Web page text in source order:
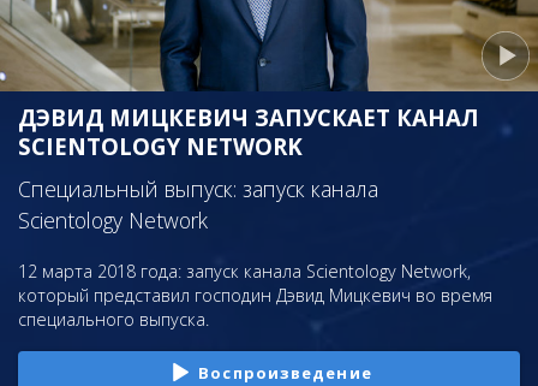
ДЭВИД МИЦКЕВИЧ ЗАПУСКАЕТ КАНАЛ
SCIENTOLOGY NETWORK
Специальный выпуск: запуск канала
Scientology Network
12 марта 2018 года: запуск канала Scientology Network,
который представил господин Дэвид Мицкевич во время
специального выпуска.
Воспроизведение